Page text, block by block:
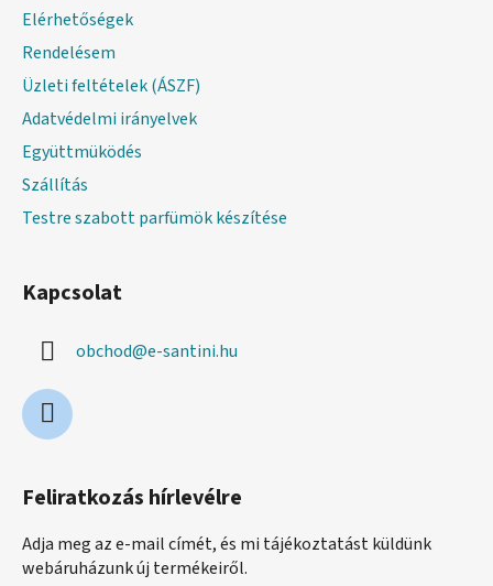
Elérhetőségek
Rendelésem
Üzleti feltételek (ÁSZF)
Adatvédelmi irányelvek
Együttmüködés
Szállítás
Testre szabott parfümök készítése
Kapcsolat
obchod@e-santini.hu
Feliratkozás hírlevélre
Adja meg az e-mail címét, és mi tájékoztatást küldünk
webáruházunk új termékeiről.